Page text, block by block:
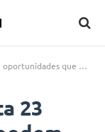
startups e inovação na Paraíba
23